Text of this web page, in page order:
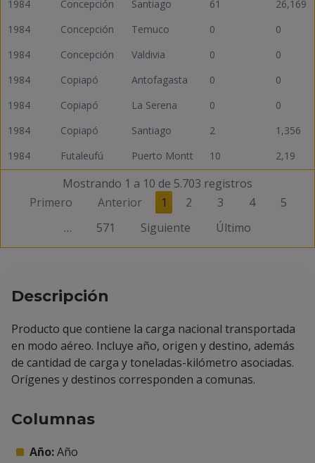
1984
Concepción Santiago 61
26,169
1984
Concepción Temuco 0
0
1984
Concepción Valdivia 0
0
1984
Copiapó Antofagasta 0
0
1984
Copiapó La Serena 0
0
1984
Copiapó Santiago 2
1,356
1984
Futaleufú Puerto Montt 10 2,19
Mostrando 1 a 10 de 5.703 registros
Primero
Anterior 1 2 3 4
5
…
571 Siguiente Último
Descripción
Producto que contiene la carga nacional transportada
en modo aéreo. Incluye año, origen y destino, además
de cantidad de carga y toneladas-kilómetro asociadas.
Orígenes y destinos corresponden a comunas.
Columnas
Año:Año